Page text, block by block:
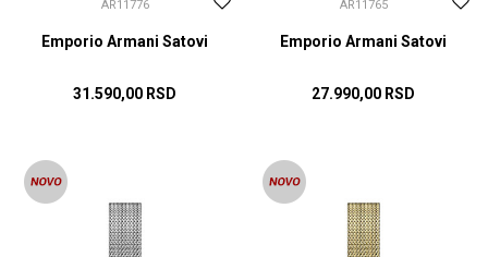
AR11776
Emporio Armani Satovi
31.590,00 RSD
AR11765
Emporio Armani Satovi
27.990,00 RSD